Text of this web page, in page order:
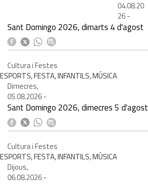
04.08.20
26-
Sant Domingo 2026, dimarts 4 d'agost
Cultura i Festes
ESPORTS, FESTA, INFANTILS, MÚSICA
Dimecres,
05.08.2026-
Sant Domingo 2026, dimecres 5 d'agost
Cultura i Festes
ESPORTS, FESTA, INFANTILS, MÚSICA
Dijous,
06.08.2026-